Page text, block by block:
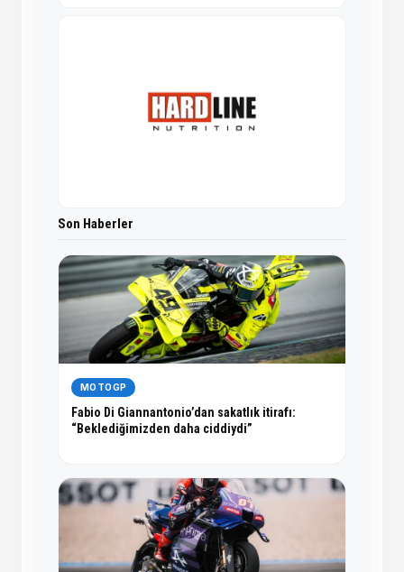
Son Haberler
MOTOGP
Fabio Di Giannantonio’dan sakatlık itirafı:
“Beklediğimizden daha ciddiydi”